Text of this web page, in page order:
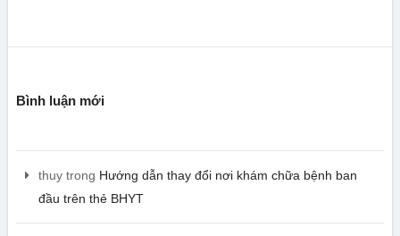
Bình luận mới
thuytrong Hướng dẫn thay đổi nơi khám chữa bệnh ban
đầu trên thẻ BHYT